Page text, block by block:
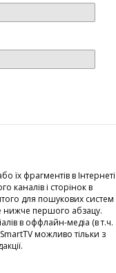
їх фрагментів в Інтернеті
каналів і сторінок в
для пошукових систем
нижче першого абзацу.
в оффлайн-медіа (в т.ч.
можливо тільки з